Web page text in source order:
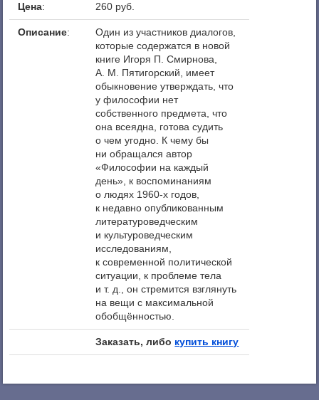
Цена: 260 руб.
Описание:
Один из участников диалогов,
которые содержатся в новой
книге Игоря П. Смирнова,
А. М. Пятигорский, имеет
обыкновение утверждать, что
у философии нет
собственного предмета, что
она всеядна, готова судить
о чем угодно. К чему бы
ни обращался автор
«Философии на каждый
день», к воспоминаниям
о людях 1960-х годов,
к недавно опубликованным
литературоведческим
и культуроведческим
исследованиям,
к современной политической
ситуации, к проблеме тела
и т. д., он стремится взглянуть
на вещи с максимальной
обобщённостью.
Заказать, либо купить книгу